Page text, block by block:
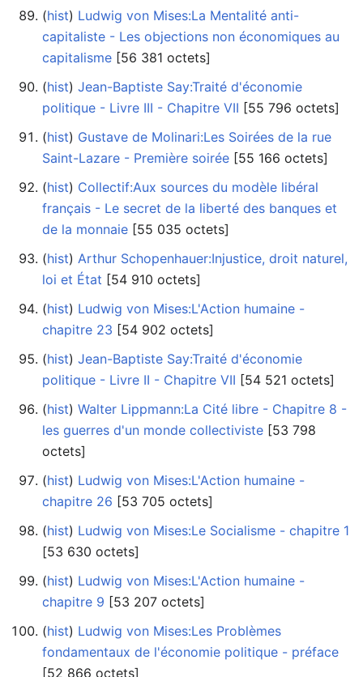
(hist) ‎ Ludwig von Mises:La Mentalité anti-
capitaliste - Les objections non économiques au
capitalisme ‎[56 381 octets]
(hist) ‎ Jean-Baptiste Say:Traité d'économie
politique - Livre III - Chapitre VII ‎[55 796 octets]
(hist) ‎ Gustave de Molinari:Les Soirées de la rue
Saint-Lazare - Première soirée ‎[55 166 octets]
(hist) ‎ Collectif:Aux sources du modèle libéral
français - Le secret de la liberté des banques et
de la monnaie ‎[55 035 octets]
(hist) ‎ Arthur Schopenhauer:Injustice, droit naturel,
loi et État ‎[54 910 octets]
(hist) ‎ Ludwig von Mises:L'Action humaine -
chapitre 23 ‎[54 902 octets]
(hist) ‎ Jean-Baptiste Say:Traité d'économie
politique - Livre II - Chapitre VII ‎[54 521 octets]
(hist) ‎ Walter Lippmann:La Cité libre - Chapitre 8 -
les guerres d'un monde collectiviste ‎[53 798
octets]
(hist) ‎ Ludwig von Mises:L'Action humaine -
chapitre 26 ‎[53 705 octets]
(hist) ‎ Ludwig von Mises:Le Socialisme - chapitre 1
‎[53 630 octets]
(hist) ‎ Ludwig von Mises:L'Action humaine -
chapitre 9 ‎[53 207 octets]
(hist) ‎ Ludwig von Mises:Les Problèmes
fondamentaux de l'économie politique - préface
‎[52 866 octets]